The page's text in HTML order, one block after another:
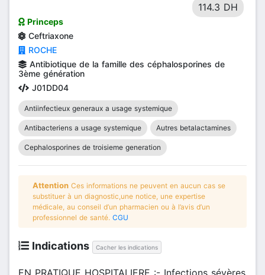
114.3 DH
Princeps
Ceftriaxone
ROCHE
Antibiotique de la famille des céphalosporines de
3ème génération
J01DD04
Antiinfectieux generaux a usage systemique
Antibacteriens a usage systemique Autres betalactamines
Cephalosporines de troisieme generation
Attention Ces informations ne peuvent en aucun cas se
substituer à un diagnostic,une notice, une expertise
médicale, au conseil d’un pharmacien ou à l’avis d’un
professionnel de santé. CGU
Indications Cacher les indications
EN PRATIQUE HOSPITALIERE :- Infections sévères